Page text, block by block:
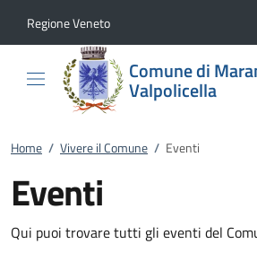
Regione Veneto
Comune di
Valpolicella
Home / Vivere il Comune / Eventi
Eventi
Qui puoi trovare tutti gli eventi del